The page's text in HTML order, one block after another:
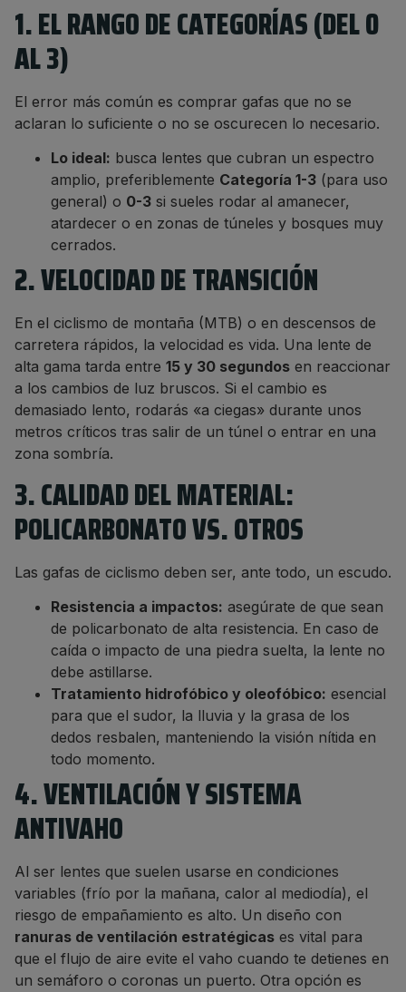
1. EL RANGO DE CATEGORÍAS (DEL 0
AL 3)
El error más común es comprar gafas que no se
aclaran lo suficiente o no se oscurecen lo necesario.
Lo ideal: busca lentes que cubran un espectro
amplio, preferiblemente Categoría 1-3 (para uso
general) o 0-3 si sueles rodar al amanecer,
atardecer o en zonas de túneles y bosques muy
cerrados.
2. VELOCIDAD DE TRANSICIÓN
En el ciclismo de montaña (MTB) o en descensos de
carretera rápidos, la velocidad es vida. Una lente de
alta gama tarda entre 15 y 30 segundos en reaccionar
a los cambios de luz bruscos. Si el cambio es
demasiado lento, rodarás «a ciegas» durante unos
metros críticos tras salir de un túnel o entrar en una
zona sombría.
3. CALIDAD DEL MATERIAL:
POLICARBONATO VS. OTROS
Las gafas de ciclismo deben ser, ante todo, un escudo.
Resistencia a impactos: asegúrate de que sean
de policarbonato de alta resistencia. En caso de
caída o impacto de una piedra suelta, la lente no
debe astillarse.
Tratamiento hidrofóbico y oleofóbico: esencial
para que el sudor, la lluvia y la grasa de los
dedos resbalen, manteniendo la visión nítida en
todo momento.
4. VENTILACIÓN Y SISTEMA
ANTIVAHO
Al ser lentes que suelen usarse en condiciones
variables (frío por la mañana, calor al mediodía), el
riesgo de empañamiento es alto. Un diseño con
ranuras de ventilación estratégicas es vital para
que el flujo de aire evite el vaho cuando te detienes en
un semáforo o coronas un puerto. Otra opción es